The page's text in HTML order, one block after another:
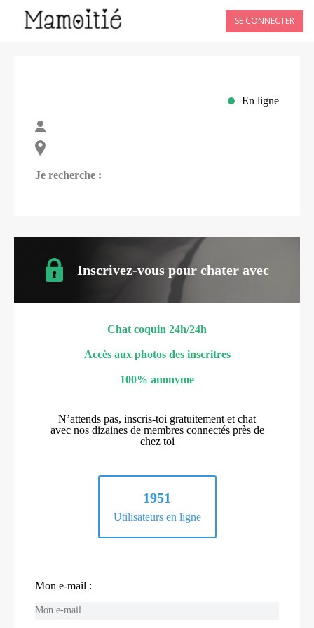
SE CONNECTER
En ligne
Je recherche :
Inscrivez-vous pour chater avec
Chat coquin 24h/24h
Accès aux photos des inscritres
100% anonyme
N’attends pas, inscris-toi gratuitement et chat
avec nos dizaines de membres connectés près de
chez toi
1951
Utilisateurs en ligne
Mon e-mail :